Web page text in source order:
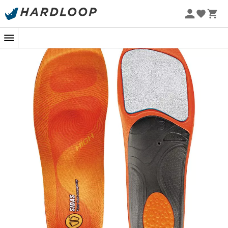
Letnie promocje 🔥 -5% DODATKOWO przy zakupie 2